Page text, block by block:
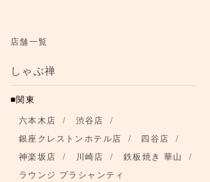
ご予約はこちら
店舗一覧
しゃぶ禅
関東
六本木店
渋谷店
銀座クレストンホテル店
四谷店
神楽坂店
川崎店
鉄板焼き 華山
ラウンジ プラシャンティ